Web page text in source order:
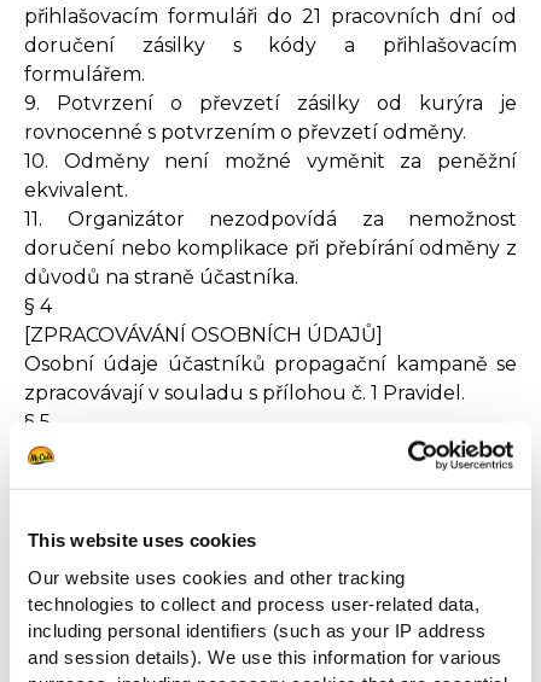
This website uses cookies
Our website uses cookies and other tracking
technologies to collect and process user-related data,
including personal identifiers (such as your IP address
and session details). We use this information for various
přihlašovacím formuláři do 21 pracovních dní od
doručení zásilky s kódy a přihlašovacím
formulářem.
9. Potvrzení o převzetí zásilky od kurýra je
rovnocenné s potvrzením o převzetí odměny.
10. Odměny není možné vyměnit za peněžní
ekvivalent.
11. Organizátor nezodpovídá za nemožnost
doručení nebo komplikace při přebírání odměny z
důvodů na straně účastníka.
§ 4
[ZPRACOVÁVÁNÍ OSOBNÍCH ÚDAJŮ]
Osobní údaje účastníků propagační kampaně se
zpracovávají v souladu s přílohou č. 1 Pravidel.
§ 5
[PRAVIDLA PŘI VYŘIZOVÁNÍ STÍŽNOSTÍ]
2. Stížnosti týkající se propagační kampaně je
možné zasílat pouze písemně, v opačném případě
nebudou platné, a to na adresu společnosti –
McCain Foods Czech Republic s.r.o., Pujmanové
1753/10a, 140 00 Praha 4 s poznámkou „Stížnosti –